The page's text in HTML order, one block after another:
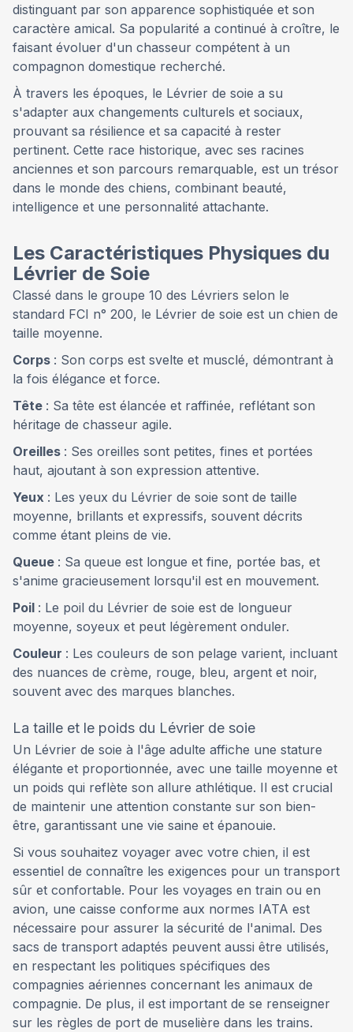
distinguant par son apparence sophistiquée et son
caractère amical. Sa popularité a continué à croître, le
faisant évoluer d'un chasseur compétent à un
compagnon domestique recherché.
À travers les époques, le Lévrier de soie a su
s'adapter aux changements culturels et sociaux,
prouvant sa résilience et sa capacité à rester
pertinent. Cette race historique, avec ses racines
anciennes et son parcours remarquable, est un trésor
dans le monde des chiens, combinant beauté,
intelligence et une personnalité attachante.
Les Caractéristiques Physiques du
Lévrier de Soie
Classé dans le groupe 10 des Lévriers selon le
standard FCI n° 200, le Lévrier de soie est un chien de
taille moyenne.
Corps : Son corps est svelte et musclé, démontrant à
la fois élégance et force.
Tête : Sa tête est élancée et raffinée, reflétant son
héritage de chasseur agile.
Oreilles : Ses oreilles sont petites, fines et portées
haut, ajoutant à son expression attentive.
Yeux : Les yeux du Lévrier de soie sont de taille
moyenne, brillants et expressifs, souvent décrits
comme étant pleins de vie.
Queue : Sa queue est longue et fine, portée bas, et
s'anime gracieusement lorsqu'il est en mouvement.
Poil : Le poil du Lévrier de soie est de longueur
moyenne, soyeux et peut légèrement onduler.
Couleur : Les couleurs de son pelage varient, incluant
des nuances de crème, rouge, bleu, argent et noir,
souvent avec des marques blanches.
La taille et le poids du Lévrier de soie
Un Lévrier de soie à l'âge adulte affiche une stature
élégante et proportionnée, avec une taille moyenne et
un poids qui reflète son allure athlétique. Il est crucial
de maintenir une attention constante sur son bien-
être, garantissant une vie saine et épanouie.
Si vous souhaitez voyager avec votre chien, il est
essentiel de connaître les exigences pour un transport
sûr et confortable. Pour les voyages en train ou en
avion, une caisse conforme aux normes IATA est
nécessaire pour assurer la sécurité de l'animal. Des
sacs de transport adaptés peuvent aussi être utilisés,
en respectant les politiques spécifiques des
compagnies aériennes concernant les animaux de
compagnie. De plus, il est important de se renseigner
sur les règles de port de muselière dans les trains.